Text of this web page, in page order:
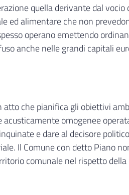
quella derivante dal
ed alimentare che non
operano emettendo
anche nelle grandi capitali
atto che pianifica gli obiettivi
omogenee
e dare al decisore
Il Comune con detto Piano
comunale nel rispetto